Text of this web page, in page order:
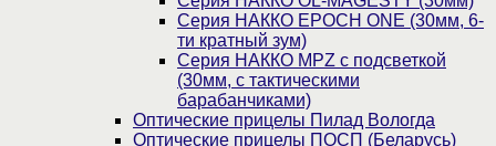
Серия НАККО EPOCH ONE (30мм, 6-
ти кратный зум)
Серия НАККО MPZ с подсветкой
(30мм, c тактическими
барабанчиками)
Оптические прицелы Пилад Вологда
Оптические прицелы ПОСП (Беларусь)